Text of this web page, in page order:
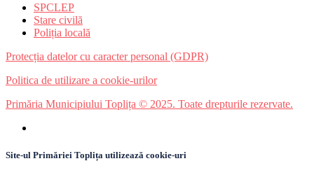
SPCLEP
Stare civilă
Poliția locală
Protecția datelor cu caracter personal (GDPR)
Politica de utilizare a cookie-urilor
Primăria Municipiului Toplița © 2025. Toate drepturile rezervate.
Site-ul Primăriei Toplița utilizează cookie-uri